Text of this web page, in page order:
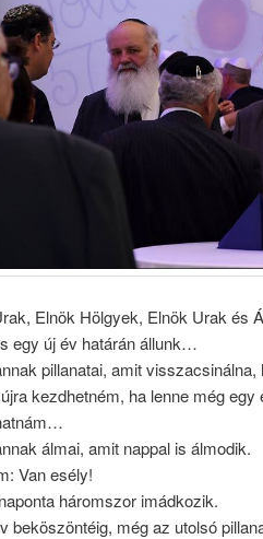
Elnök Hölgyek, Elnök Urak és
egy új év határán állunk…
pillanatai, amit visszacsinálna,
kezdhetném, ha lenne még
álmai, amit nappal is álmodik.
Van esély!
háromszor imádkozik.
beköszöntéig, még az utolsó